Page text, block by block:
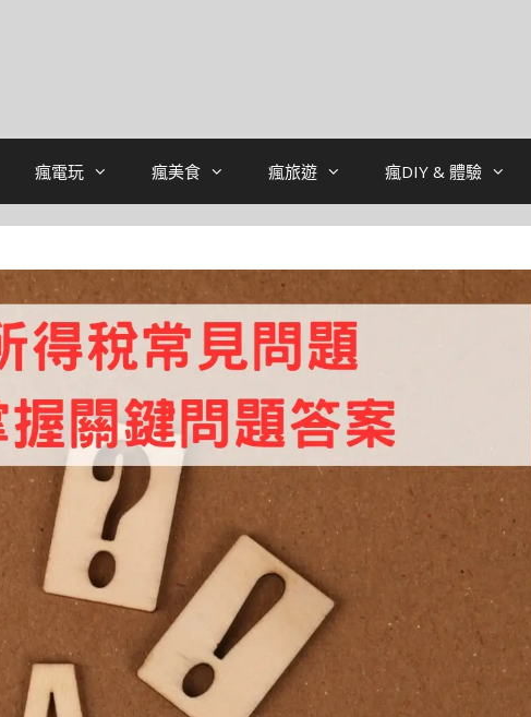
瘋電玩 瘋美食 瘋旅遊 瘋DIY & 體驗